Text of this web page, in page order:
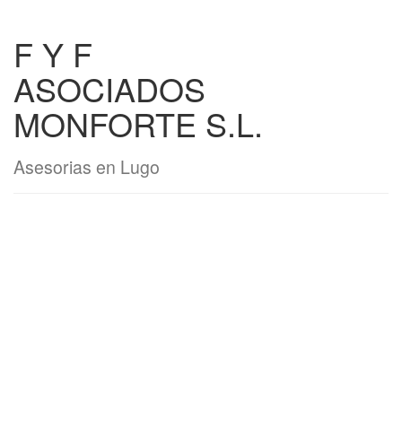
F Y F
ASOCIADOS
MONFORTE S.L.
Asesorias en Lugo